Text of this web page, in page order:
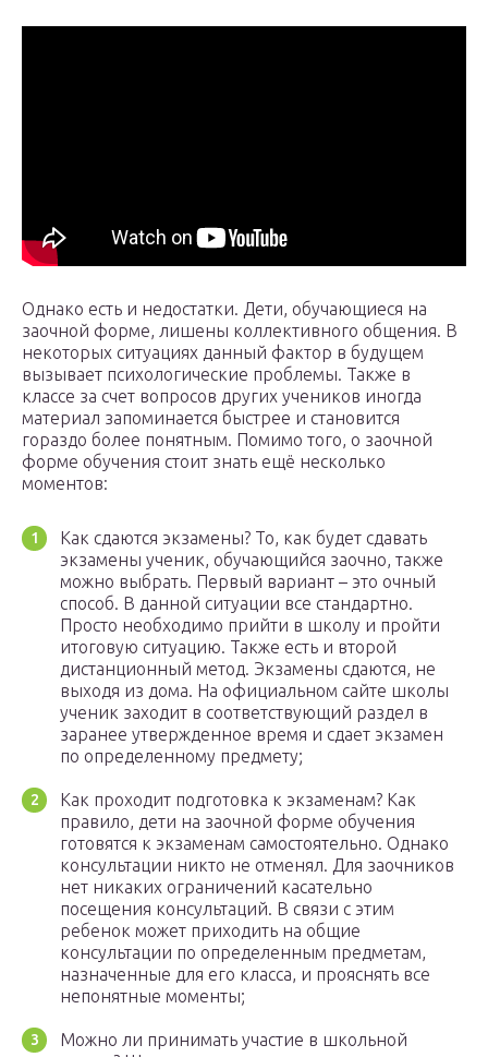
Однако есть и недостатки. Дети, обучающиеся на
заочной форме, лишены коллективного общения. В
некоторых ситуациях данный фактор в будущем
вызывает психологические проблемы. Также в
классе за счет вопросов других учеников иногда
материал запоминается быстрее и становится
гораздо более понятным. Помимо того, о заочной
форме обучения стоит знать ещё несколько
моментов:
Как сдаются экзамены? То, как будет сдавать
экзамены ученик, обучающийся заочно, также
можно выбрать. Первый вариант – это очный
способ. В данной ситуации все стандартно.
Просто необходимо прийти в школу и пройти
итоговую ситуацию. Также есть и второй
дистанционный метод. Экзамены сдаются, не
выходя из дома. На официальном сайте школы
ученик заходит в соответствующий раздел в
заранее утвержденное время и сдает экзамен
по определенному предмету;
Как проходит подготовка к экзаменам? Как
правило, дети на заочной форме обучения
готовятся к экзаменам самостоятельно. Однако
консультации никто не отменял. Для заочников
нет никаких ограничений касательно
посещения консультаций. В связи с этим
ребенок может приходить на общие
консультации по определенным предметам,
назначенные для его класса, и прояснять все
непонятные моменты;
Можно ли принимать участие в школьной